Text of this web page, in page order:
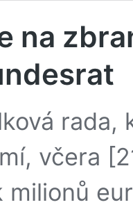
na
rada,
včera
milionů